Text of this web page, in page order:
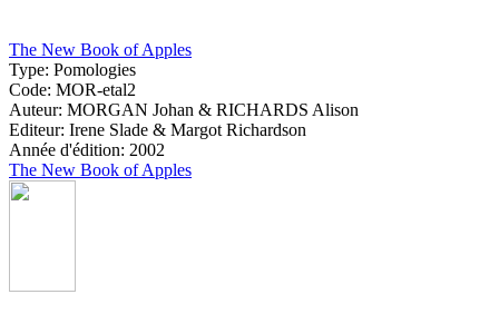
The New Book of Apples
Type: Pomologies
Code: MOR-etal2
Auteur: MORGAN Johan & RICHARDS Alison
Editeur: Irene Slade & Margot Richardson
Année d'édition: 2002
The New Book of Apples